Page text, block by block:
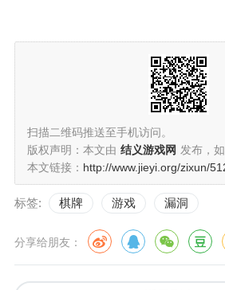
扫描二维码推送至手机访问。
版权声明：本文由 结义游戏网 发布，
本文链接： http://www.jieyi.org/zixun/
标签: 棋牌 游戏 漏洞
分享给朋友：